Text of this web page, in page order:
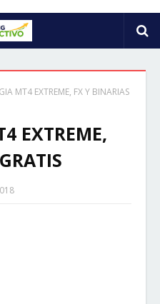
MT4 EXTREME, FX Y BINARIAS
EXTREME,